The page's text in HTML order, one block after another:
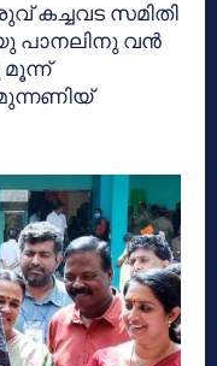
കച്ചവട സമിതി
പാനലിനു വൻ
മൂന്ന്